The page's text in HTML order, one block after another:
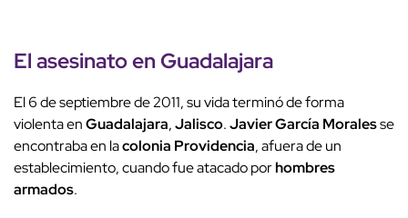
Elasesinatoen Guadalajara
El 6 de septiembre de 2011, su vida terminó de forma
violenta enGuadalajara,Jalisco.Javier García Moralesse
encontraba en lacolonia Providencia, afuera de un
establecimiento, cuando fue atacado porhombres
armados.